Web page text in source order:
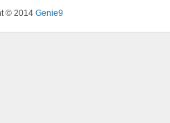
© 2014Genie9